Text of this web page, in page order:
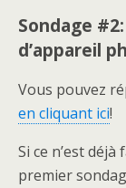
Sondage
d’appareil
Vous pouvez
en cliquant ici!
Si ce n’est
premier